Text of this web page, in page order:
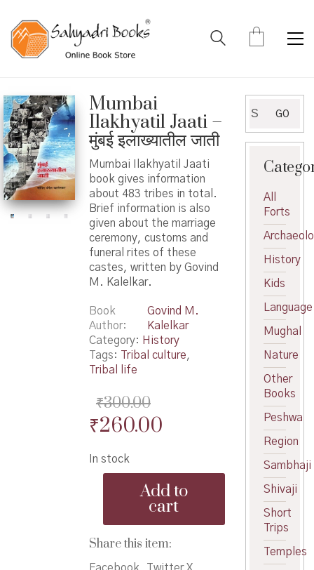
Mumbai
Ilakhyatil Jaati –
मुंबई इलाख्यातील जाती
Mumbai Ilakhyatil Jaati
book gives information
about 483 tribes in total.
Brief information is also
given about the marriage
ceremony, customs and
funeral rites of these
castes, written by Govind
M. Kalelkar.
Book
Author
Govind M.
Kalelkar
Category: History
Tags: Tribal culture,
Tribal life
₹300.00
Original
was:
₹300.00.
₹260.00Current
is:
₹260.00.
In stock
मुंबई
Add to
cart
Share this item:
for:
GO
All
Forts
History
Kids
Language
Mughal
Nature
Other
Books
Peshwa
Region
Sambhaji
Shivaji
Short
Trips
Temples